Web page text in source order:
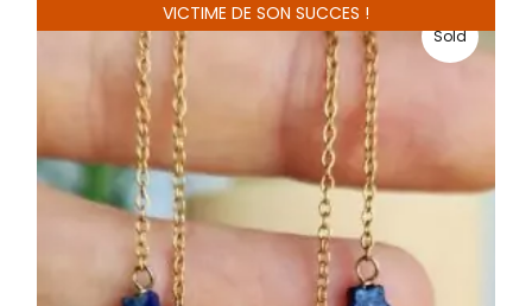
VICTIME DE SON SUCCES !
Sold